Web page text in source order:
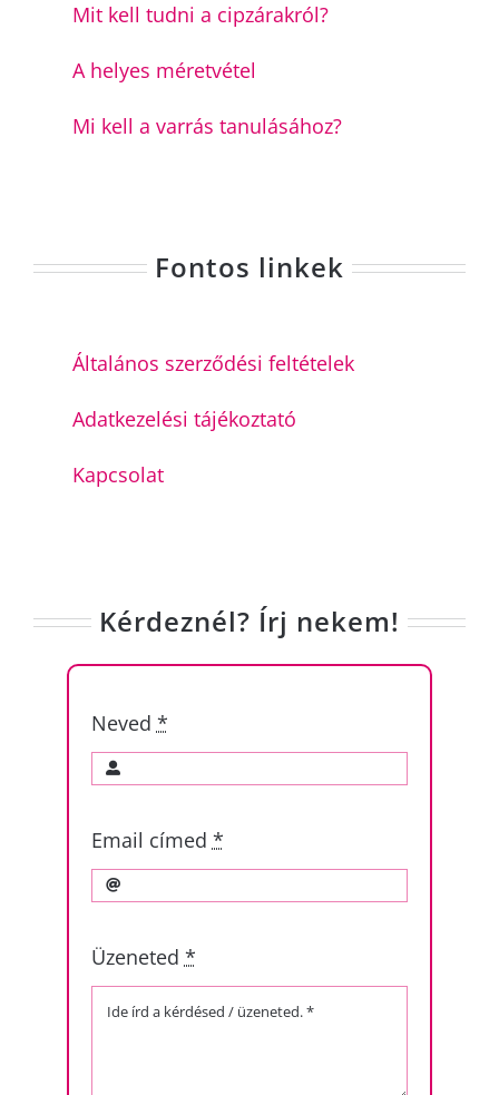
Mit kell tudni a cipzárakról?
A helyes méretvétel
Mi kell a varrás tanulásához?
Fontos linkek
Általános szerződési feltételek
Adatkezelési tájékoztató
Kapcsolat
Kérdeznél? Írj nekem!
Neved *
Email címed *
Üzeneted *